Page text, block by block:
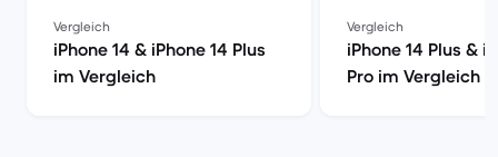
Vergleich
iPhone 14 & iPhone 14 Plus
im Vergleich
Vergleich
iPhone 14 Plus &
Pro im Vergleich